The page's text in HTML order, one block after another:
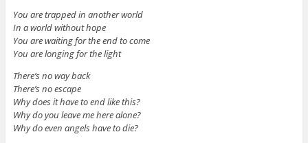
You are trapped in another world
In a world without hope
You are waiting for the end to come
You are longing for the light
There’s no way back
There’s no escape
Why does it have to end like this?
Why do you leave me here alone?
Why do even angels have to die?